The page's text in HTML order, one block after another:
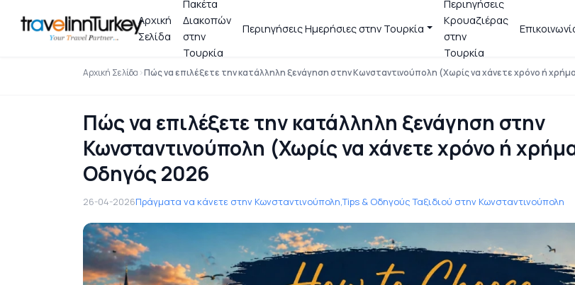
Αρχική
Σελίδα
Πακέτα
Διακοπών
στην
Τουρκία
Περιηγήσεις Ημερήσιες στην Τουρκία
Περιηγήσεις
Κρουαζιέρας
στην
Τουρκία
Αρχική Σελίδα Πώς να επιλέξετε την κατάλληλη ξενάγηση στην Κωνσταντινούπολη (Χωρίς να χάνετε χρόνο ή
Πώς να επιλέξετε την κατάλληλη ξενάγηση στην
Κωνσταντινούπολη (Χωρίς να χάνετε χρόνο ή
Οδηγός 2026
26-04-2026Πράγματα να κάνετε στην Κωνσταντινούπολη,Τips & Οδηγούς Ταξιδιού στην Κωνσταντινούπολη